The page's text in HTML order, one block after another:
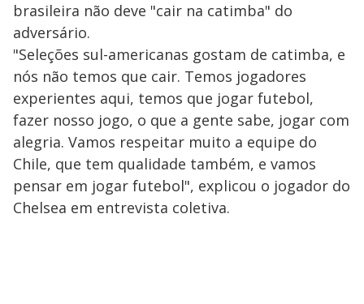
brasileira não deve "cair na catimba" do
adversário.
"Seleções sul-americanas gostam de catimba, e
nós não temos que cair. Temos jogadores
experientes aqui, temos que jogar futebol,
fazer nosso jogo, o que a gente sabe, jogar com
alegria. Vamos respeitar muito a equipe do
Chile, que tem qualidade também, e vamos
pensar em jogar futebol", explicou o jogador do
Chelsea em entrevista coletiva.